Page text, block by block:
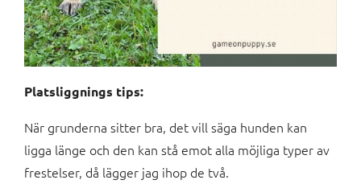
Platsliggnings tips:
När grunderna sitter bra, det vill säga hunden kan
ligga länge och den kan stå emot alla möjliga typer av
frestelser, då lägger jag ihop de två.